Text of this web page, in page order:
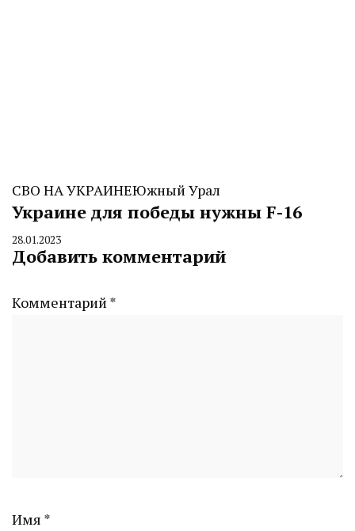
СВО НА УКРАИНЕЮжный Урал
Украине для победы нужны F-16
By
CHELINDUSTRY
28.01.2023
Добавить комментарий
Комментарий *
Имя *